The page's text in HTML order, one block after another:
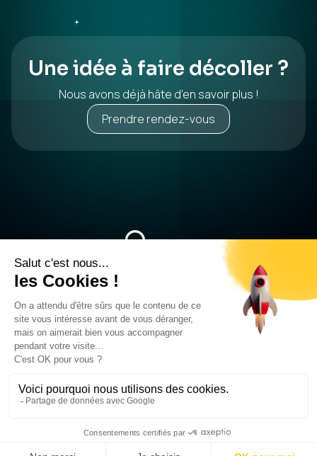
Une idée à faire décoller ?
Nous avons déjà hâte d’en savoir plus !
Prendre rendez-vous
04 58 00 50 08
545 Av. de l’Europe 38330 Montbonnot-Saint-Martin
© 2025 Ascanio. Tous droits réservés Mentions légales